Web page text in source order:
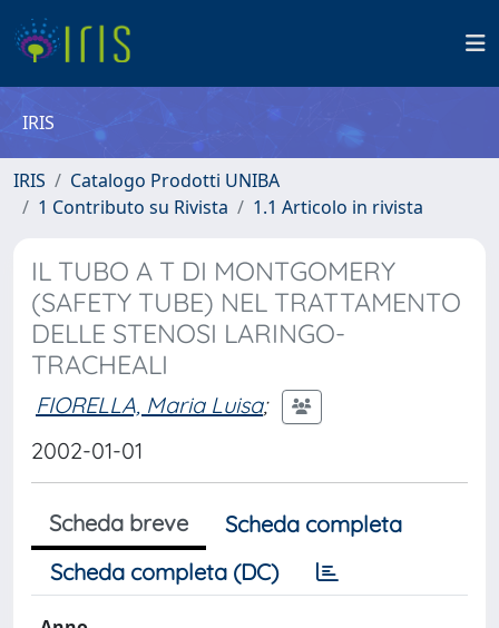
IRIS
IRIS
Catalogo Prodotti UNIBA
1 Contributo su Rivista
1.1 Articolo in rivista
IL TUBO A T DI MONTGOMERY
(SAFETY TUBE) NEL TRATTAMENTO
DELLE STENOSI LARINGO-
TRACHEALI
FIORELLA, Maria Luisa;
2002-01-01
Scheda breve
Scheda completa
Scheda completa (DC)